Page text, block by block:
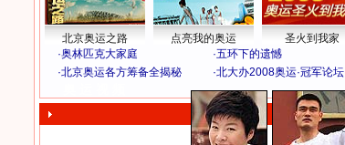
北京奥运之路 点亮我的奥运
圣火到我家
·奥林匹克大家庭 ·五环下的遗憾
·北京奥运各方筹备全揭秘 ·北大办2008奥运·冠军论坛